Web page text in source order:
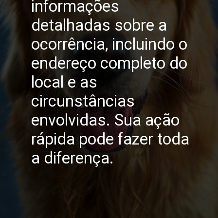
informações
detalhadas sobre a
ocorrência, incluindo o
endereço completo do
local e as
circunstâncias
envolvidas. Sua ação
rápida pode fazer toda
a diferença.